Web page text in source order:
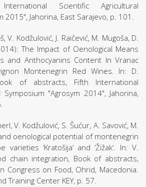
Scientific Agricultural
2015", Jahorina, East Sarajevo, p. 101.
V. Kodžulović, J. Raičević, M. Mugoša, D.
The Impact of Oenological Means
and Anthocyanins Content In Vranac
Montenegrin Red Wines. In: D.
of abstracts, Fifth International
Symposium "Agrosym 2014", Jahorina,
V. Kodžulović, S. Šućur, A. Savović, M.
oenological potential of montenegrin
varieties ʼKratošijaʼ and ʼŽižakʼ. In: V.
chain integration, Book of abstracts,
Congress on Food, Ohrid, Macedonia.
Training Center KEY, p. 57.